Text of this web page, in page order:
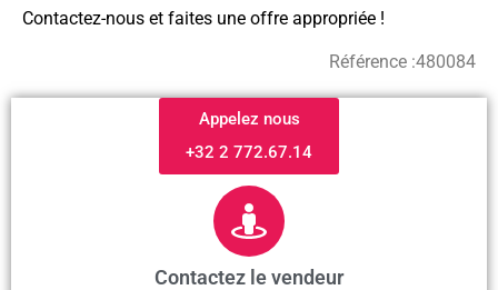
Contactez-nous et faites une offre appropriée !
Référence :480084
Appelez nous
+32 2 772.67.14
Contactez le vendeur